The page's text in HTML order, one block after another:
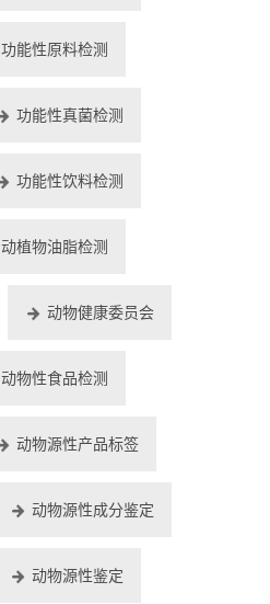
功能性原料检测
功能性真菌检测
功能性饮料检测
动植物油脂检测
动物健康委员会
动物性食品检测
动物源性产品标签
动物源性成分鉴定
动物源性鉴定